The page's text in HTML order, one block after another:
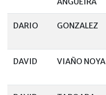
DARIO GONZALEZ
DAVID VIAÑO NOYA